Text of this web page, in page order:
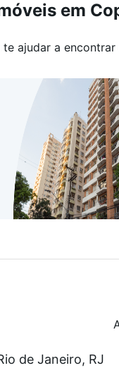
em
ajudar a
de Janeiro, RJ